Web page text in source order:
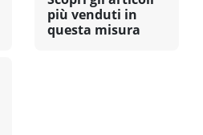
più venduti in
questa misura